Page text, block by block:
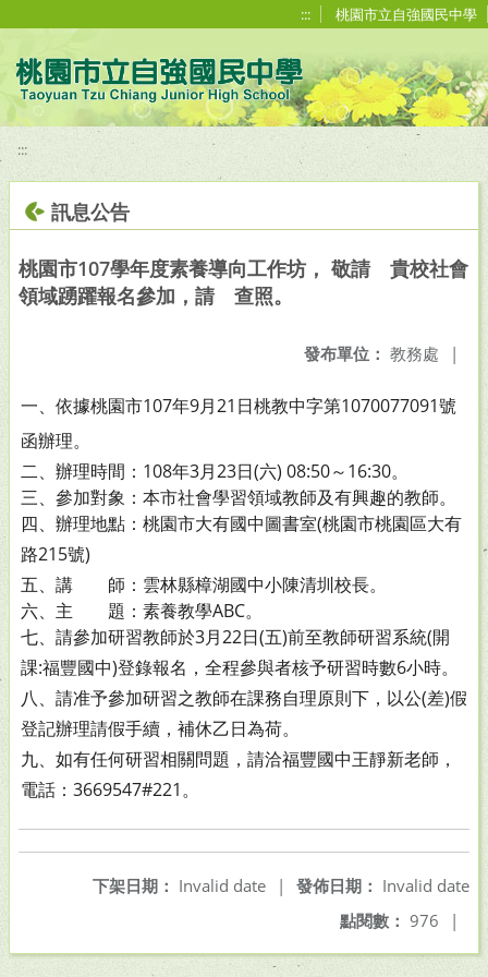
::: 桃園市立自強國民中學
:::
訊息公告
桃園市107學年度素養導向工作坊， 敬請 貴校社會
領域踴躍報名參加，請 查照。
發布單位： 教務處 |
一、依據桃園市107年9月21日桃教中字第1070077091號
函辦理。
二、辦理時間：108年3月23日(六) 08:50～16:30。
三、參加對象：本市社會學習領域教師及有興趣的教師。
四、辦理地點：桃園市大有國中圖書室(桃園市桃園區大有
路215號)
五、講 師：雲林縣樟湖國中小陳清圳校長。
六、主 題：素養教學ABC。
七、請參加研習教師於3月22日(五)前至教師研習系統(開
課:福豐國中)登錄報名，全程參與者核予研習時數6小時。
八、請准予參加研習之教師在課務自理原則下，以公(差)假
登記辦理請假手續，補休乙日為荷。
九、如有任何研習相關問題，請洽福豐國中王靜新老師，
電話：3669547#221。
發佈日期： Invalid date
下架日期： Invalid date
|
點閱數： 976 |